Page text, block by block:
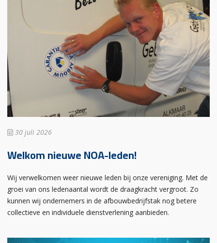
30 juli 2026
Welkom nieuwe NOA-leden!
Wij verwelkomen weer nieuwe leden bij onze vereniging. Met de
groei van ons ledenaantal wordt de draagkracht vergroot. Zo
kunnen wij ondernemers in de afbouwbedrijfstak nog betere
collectieve en individuele dienstverlening aanbieden.